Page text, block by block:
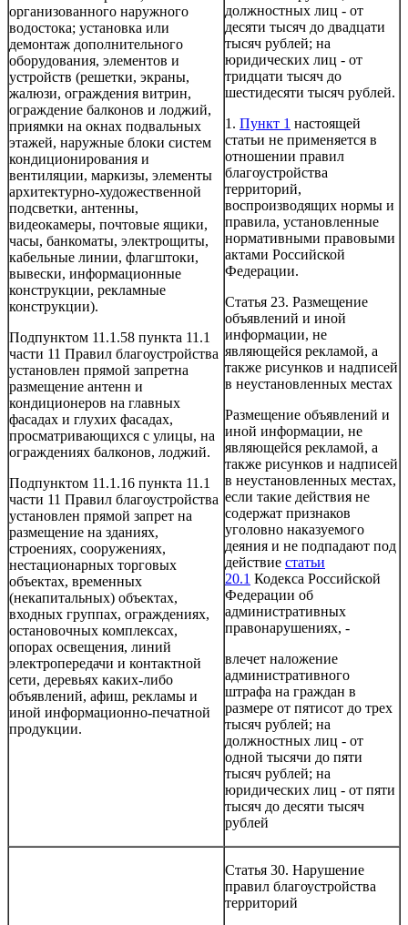
организованного наружного
водостока; установка или
демонтаж дополнительного
оборудования, элементов и
устройств (решетки, экраны,
жалюзи, ограждения витрин,
ограждение балконов и лоджий,
приямки на окнах подвальных
этажей, наружные блоки систем
кондиционирования и
вентиляции, маркизы, элементы
архитектурно-художественной
подсветки, антенны,
видеокамеры, почтовые ящики,
часы, банкоматы, электрощиты,
кабельные линии, флагштоки,
вывески, информационные
конструкции, рекламные
конструкции).
Подпунктом 11.1.58 пункта 11.1
части 11 Правил благоустройства
установлен прямой запретна
размещение антенн и
кондиционеров на главных
фасадах и глухих фасадах,
просматривающихся с улицы, на
ограждениях балконов, лоджий.
Подпунктом 11.1.16 пункта 11.1
части 11 Правил благоустройства
установлен прямой запрет на
размещение на зданиях,
строениях, сооружениях,
нестационарных торговых
объектах, временных
(некапитальных) объектах,
входных группах, ограждениях,
остановочных комплексах,
опорах освещения, линий
электропередачи и контактной
сети, деревьях каких-либо
объявлений, афиш, рекламы и
иной информационно-печатной
продукции.
должностных лиц - от
десяти тысяч до двадцати
тысяч рублей; на
юридических лиц - от
тридцати тысяч до
шестидесяти тысяч рублей.
1. Пункт 1 настоящей
статьи не применяется в
отношении правил
благоустройства
территорий,
воспроизводящих нормы и
правила, установленные
нормативными правовыми
актами Российской
Федерации.
Статья 23. Размещение
объявлений и иной
информации, не
являющейся рекламой, а
также рисунков и надписей
в неустановленных местах
Размещение объявлений и
иной информации, не
являющейся рекламой, а
также рисунков и надписей
в неустановленных местах,
если такие действия не
содержат признаков
уголовно наказуемого
деяния и не подпадают под
действие статьи
20.1 Кодекса Российской
Федерации об
административных
правонарушениях, -
влечет наложение
административного
штрафа на граждан в
размере от пятисот до трех
тысяч рублей; на
должностных лиц - от
одной тысячи до пяти
тысяч рублей; на
юридических лиц - от пяти
тысяч до десяти тысяч
рублей
Статья 30. Нарушение
правил благоустройства
территорий